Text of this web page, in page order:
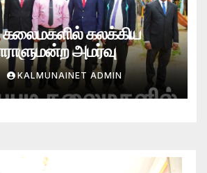
கலைமகளில் கலக்கிய
அமர்வு
KALMUNAINET ADMIN